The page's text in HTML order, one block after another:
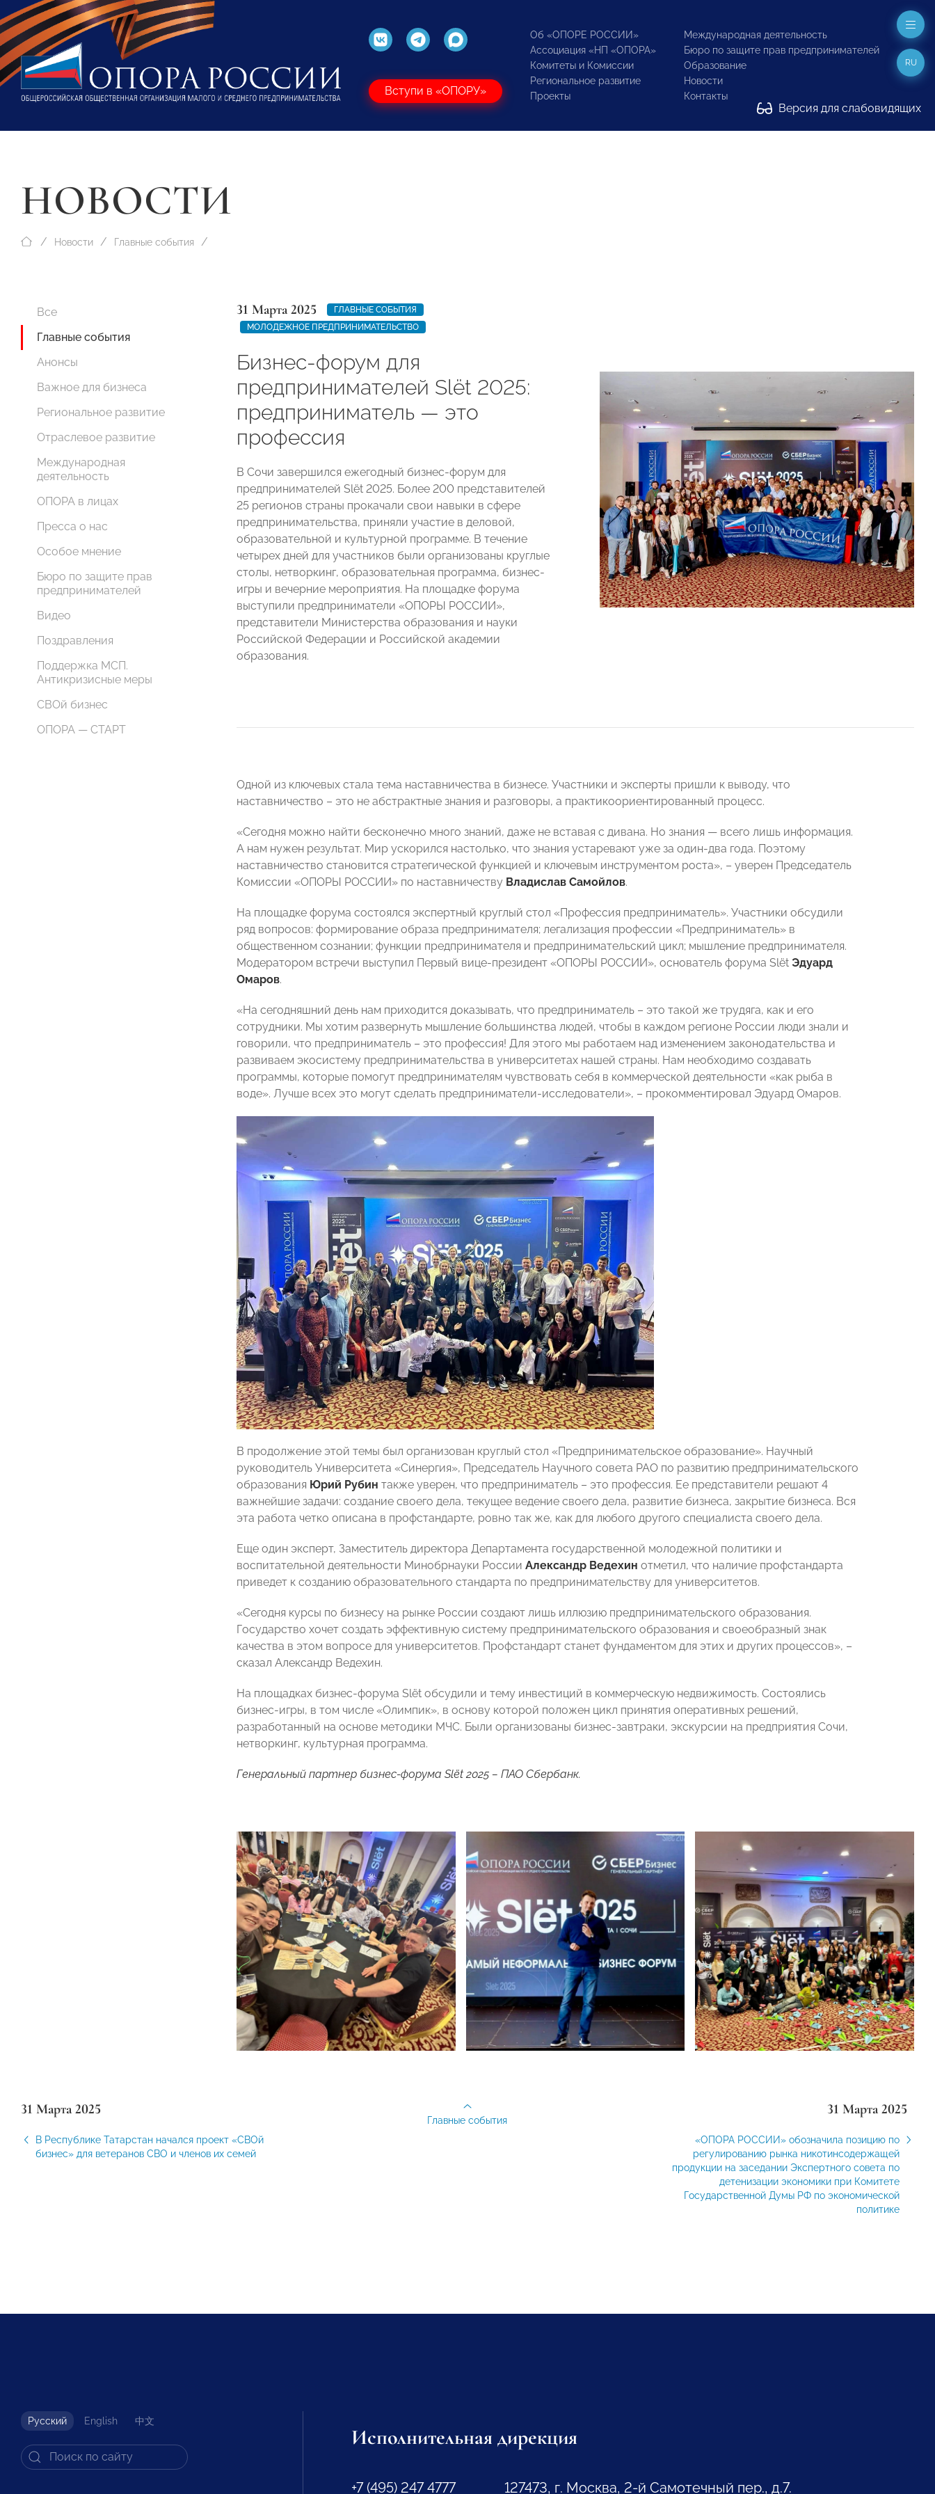
Вступи в «ОПОРУ»
Об «ОПОРЕ РОССИИ»
Ассоциация «НП «ОПОРА»
Комитеты и Комиссии
Региональное развитие
Проекты
Международная деятельность
Бюро по защите прав предпринимателей
Образование
Новости
Контакты
Версия для слабовидящих
RU
НОВОСТИ
Новости Главные события
Все
Главные события
Анонсы
Важное для бизнеса
Региональное развитие
Отраслевое развитие
Международная
деятельность
ОПОРА в лицах
Пресса о нас
Особое мнение
Бюро по защите прав
предпринимателей
Видео
Поздравления
Поддержка МСП.
Антикризисные меры
СВОй бизнес
ОПОРА — СТАРТ
31 Марта 2025
ГЛАВНЫЕ СОБЫТИЯ
МОЛОДЕЖНОЕ ПРЕДПРИНИМАТЕЛЬСТВО
Бизнес-форум для
предпринимателей Slёt 2025:
предприниматель — это
профессия
В Сочи завершился ежегодный бизнес-форум для
предпринимателей Slёt 2025. Более 200 представителей
25 регионов страны прокачали свои навыки в сфере
предпринимательства, приняли участие в деловой,
образовательной и культурной программе. В течение
четырех дней для участников были организованы круглые
столы, нетворкинг, образовательная программа, бизнес-
игры и вечерние мероприятия. На площадке форума
выступили предприниматели «ОПОРЫ РОССИИ»,
представители Министерства образования и науки
Российской Федерации и Российской академии
образования.
Одной из ключевых стала тема наставничества в бизнесе. Участники и эксперты пришли к выводу, что
наставничество – это не абстрактные знания и разговоры, а практикоориентированный процесс.
«Сегодня можно найти бесконечно много знаний, даже не вставая с дивана. Но знания — всего лишь информация.
А нам нужен результат. Мир ускорился настолько, что знания устаревают уже за один-два года. Поэтому
наставничество становится стратегической функцией и ключевым инструментом роста», – уверен Председатель
Комиссии «ОПОРЫ РОССИИ» по наставничеству Владислав Самойлов.
На площадке форума состоялся экспертный круглый стол «Профессия предприниматель». Участники обсудили
ряд вопросов: формирование образа предпринимателя; легализация профессии «Предприниматель» в
общественном сознании; функции предпринимателя и предпринимательский цикл; мышление предпринимателя.
Модератором встречи выступил Первый вице-президент «ОПОРЫ РОССИИ», основатель форума Slёt Эдуард
Омаров.
«На сегодняшний день нам приходится доказывать, что предприниматель – это такой же трудяга, как и его
сотрудники. Мы хотим развернуть мышление большинства людей, чтобы в каждом регионе России люди знали и
говорили, что предприниматель – это профессия! Для этого мы работаем над изменением законодательства и
развиваем экосистему предпринимательства в университетах нашей страны. Нам необходимо создавать
программы, которые помогут предпринимателям чувствовать себя в коммерческой деятельности «как рыба в
воде». Лучше всех это могут сделать предприниматели-исследователи», – прокомментировал Эдуард Омаров.
В продолжение этой темы был организован круглый стол «Предпринимательское образование». Научный
руководитель Университета «Синергия», Председатель Научного совета РАО по развитию предпринимательского
образования Юрий Рубин также уверен, что предприниматель – это профессия. Ее представители решают 4
важнейшие задачи: создание своего дела, текущее ведение своего дела, развитие бизнеса, закрытие бизнеса. Вся
эта работа четко описана в профстандарте, ровно так же, как для любого другого специалиста своего дела.
Еще один эксперт, Заместитель директора Департамента государственной молодежной политики и
воспитательной деятельности Минобрнауки России Александр Ведехин отметил, что наличие профстандарта
приведет к созданию образовательного стандарта по предпринимательству для университетов.
«Сегодня курсы по бизнесу на рынке России создают лишь иллюзию предпринимательского образования.
Государство хочет создать эффективную систему предпринимательского образования и своеобразный знак
качества в этом вопросе для университетов. Профстандарт станет фундаментом для этих и других процессов», –
сказал Александр Ведехин.
На площадках бизнес-форума Slёt обсудили и тему инвестиций в коммерческую недвижимость. Состоялись
бизнес-игры, в том числе «Олимпик», в основу которой положен цикл принятия оперативных решений,
разработанный на основе методики МЧС. Были организованы бизнес-завтраки, экскурсии на предприятия Сочи,
нетворкинг, культурная программа.
Генеральный партнер бизнес-форума Slёt 2025 – ПАО Сбербанк.
31 Марта 2025
В Республике Татарстан начался проект «СВОй
бизнес» для ветеранов СВО и членов их семей
31 Марта 2025
«ОПОРА РОССИИ» обозначила позицию по
регулированию рынка никотинсодержащей
продукции на заседании Экспертного совета по
детенизации экономики при Комитете
Государственной Думы РФ по экономической
политике
Главные события
Русский English 中文
Исполнительная дирекция
+7 (495) 247 4777 127473, г. Москва, 2-й Самотечный пер., д.7.